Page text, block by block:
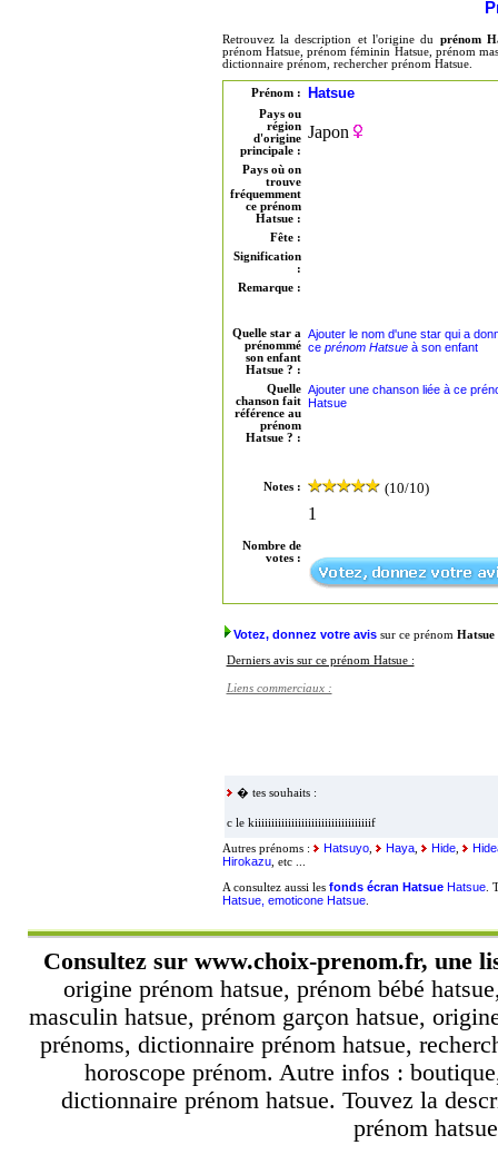
Retrouvez la description et l'origine du prénom
prénom Hatsue, prénom féminin Hatsue, prénom
dictionnaire prénom, rechercher prénom Hatsue.
Prénom : Hatsue
Pays ou
région
d'origine
principale :
Japon
Pays où on
trouve
fréquemment
ce prénom
Hatsue :
Fête :
Signification
:
Remarque :
Quelle star a
prénommé
son enfant
Hatsue ? :
Ajouter le nom d'une star qui a
ce prénom Hatsueà son enfant
Quelle
chanson fait
référence au
prénom
Hatsue ? :
Ajouter une chanson liée à ce
Hatsue
Notes : (10/10)
Nombre de
votes :
1
Votez, donnez votre avissur ce prénom Hatsue
Derniers avis sur ce prénom Hatsue :
Liens commerciaux :
� tes souhaits :
c le kiiiiiiiiiiiiiiiiiiiiiiiiiiiiiiiiiiif
Autres prénoms : Hatsuyo, Haya, Hide,
Hirokazu, etc ...
A consultez aussi les fonds écran HatsueHatsue.
Hatsue, emoticone Hatsue.
Consultez sur www.choix-prenom.fr, une
origine prénom hatsue, prénom bébé
masculin hatsue, prénom garçon hatsue,
prénoms, dictionnaire prénom hatsue,
horoscope prénom. Autre infos :
dictionnaire prénom hatsue. Touvez la
prénom